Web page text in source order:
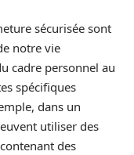
sécurisée sont
notre vie
cadre personnel au
spécifiques
dans un
utiliser des
des